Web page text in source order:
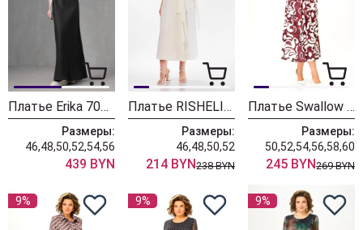
Платье Erika 7084 черный
Размеры:
46,48,50,52,54,56
439 BYN
Платье RISHELIE 995-1 молочно-белый
Размеры:
46,48,50,52
214 BYN238 BYN
Платье Swallow 844-12 молочный+принт разводы
Размеры:
50,52,54,56,58,60
245 BYN269 BYN
9% 9% 9%